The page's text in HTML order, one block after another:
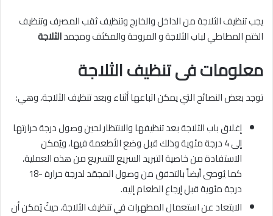
يجب تنظيف الثلاجة من الداخل والخارج وتنظيف ثقب المصرف وتنظيف
الختم المطاطي لباب الثلاجة و المروحة والمكثف ومجمدالثلاجة
معلومات فى تنظيف الثلاجة
توجد بعض النصائح التي يمكن اتباعها أثناء وبعد تنظيف الثلاجة، وهي:
إغلاق باب الثلاجة بعد تنظيفها والانتظار لحين وصول درجة حرارتها
إلى 4 درجة مئوية وذلك قبل وضع الأطعمة فيها، ويُمكن
الاستفادة من خاصية التبريد السريع للتسريع من هذه العملية،
كما يُوصى أيضاً بالتحقق من وصول المجمّد لدرجة حرارة -18
درجة مئوية قبل إرجاع الطعام إليه.
الابتعاد عن استعمال المطهرات في تنظيف الثلاجة، حيثُ يُمكن أن